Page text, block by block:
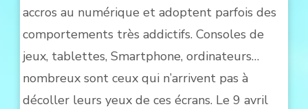
accros au numérique et adoptent parfois des
comportements très addictifs. Consoles de
jeux, tablettes, Smartphone, ordinateurs…
nombreux sont ceux qui n’arrivent pas à
décoller leurs yeux de ces écrans. Le 9 avril